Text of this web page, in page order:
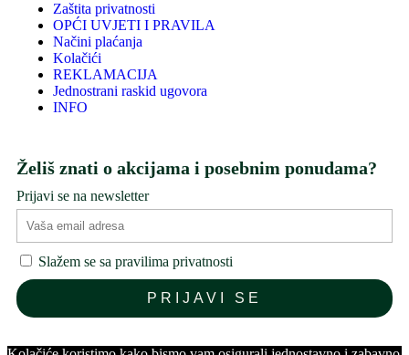
Zaštita privatnosti
OPĆI UVJETI I PRAVILA
Načini plaćanja
Kolačići
REKLAMACIJA
Jednostrani raskid ugovora
INFO
Želiš znati o akcijama i posebnim ponudama?
Prijavi se na newsletter
Slažem se sa pravilima privatnosti